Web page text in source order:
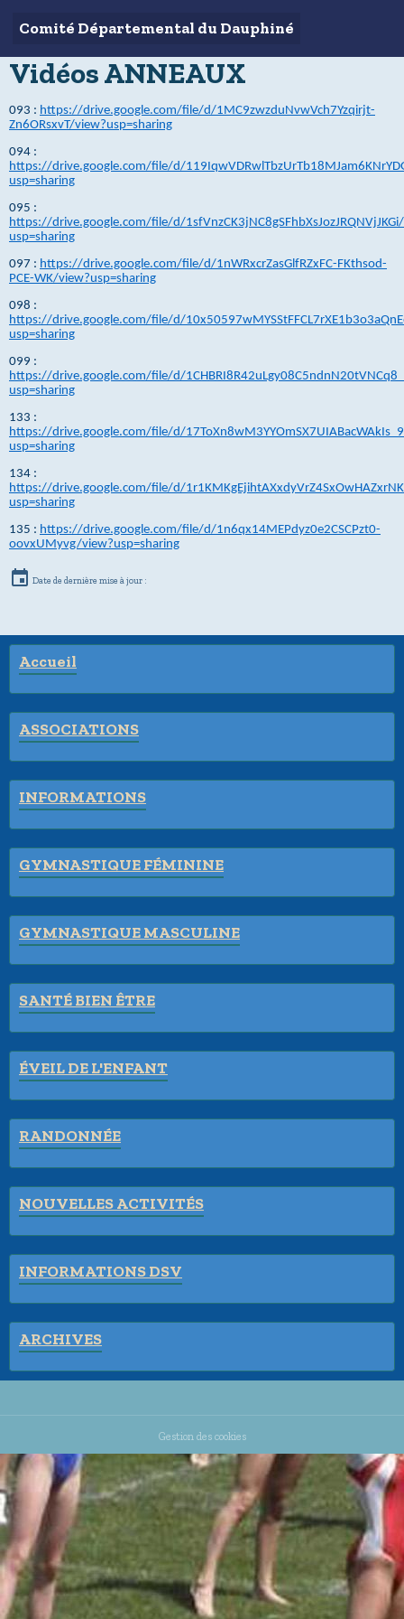
Comité Départemental du Dauphiné
Vidéos ANNEAUX
093 : https://drive.google.com/file/d/1MC9zwzduNvwVch7Yzqirjt-
Zn6ORsxvT/view?usp=sharing
094 :
https://drive.google.com/file/d/
usp=sharing
095 :
https://drive.google.com/file/d/
usp=sharing
097 : https://drive.google.com/file/d/1nWRxcrZasGlfRZxFC-FKthsod-
PCE-WK/view?usp=sharing
098 :
https://drive.google.com/file/d/
usp=sharing
099 :
https://drive.google.com/file/d/
usp=sharing
133 :
https://drive.google.com/file/d/
usp=sharing
134 :
https://drive.google.com/file/d/
usp=sharing
135 : https://drive.google.com/file/d/1n6qx14MEPdyz0e2CSCPzt0-
oovxUMyvg/view?usp=sharing
Date de dernière mise à jour :
Accueil
ASSOCIATIONS
INFORMATIONS
GYMNASTIQUE FÉMININE
GYMNASTIQUE MASCULINE
SANTÉ BIEN ÊTRE
ÉVEIL DE L'ENFANT
RANDONNÉE
NOUVELLES ACTIVITÉS
INFORMATIONS DSV
ARCHIVES
Gestion des cookies